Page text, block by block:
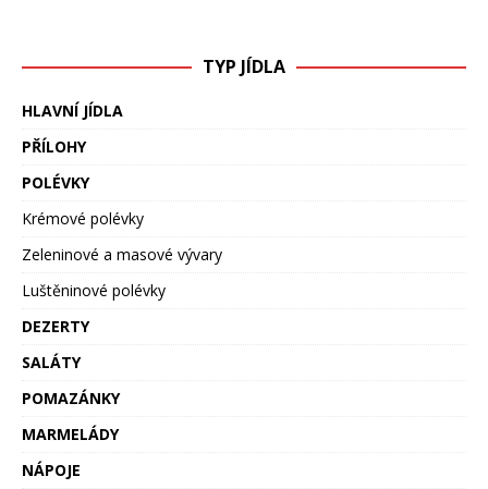
TYP JÍDLA
HLAVNÍ JÍDLA
PŘÍLOHY
POLÉVKY
Krémové polévky
Zeleninové a masové vývary
Luštěninové polévky
DEZERTY
SALÁTY
POMAZÁNKY
MARMELÁDY
NÁPOJE